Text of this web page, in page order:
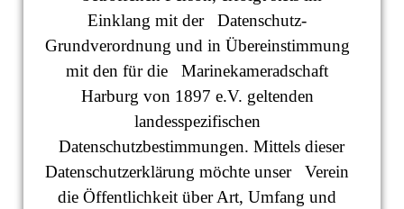
Einklang mit der Datenschutz-
Grundverordnung und in Übereinstimmung
mit den für die Marinekameradschaft
Harburg von 1897 e.V. geltenden
landesspezifischen
Datenschutzbestimmungen. Mittels dieser
Datenschutzerklärung möchte unser Verein
die Öffentlichkeit über Art, Umfang und